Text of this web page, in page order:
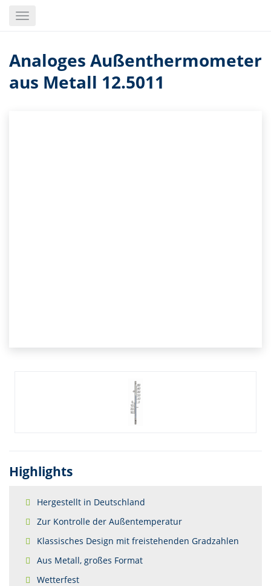
Toggle
Analoges Außenthermometer
aus Metall 12.5011
Highlights
Hergestellt in Deutschland
Zur Kontrolle der Außentemperatur
Klassisches Design mit freistehenden Gradzahlen
Aus Metall, großes Format
Wetterfest